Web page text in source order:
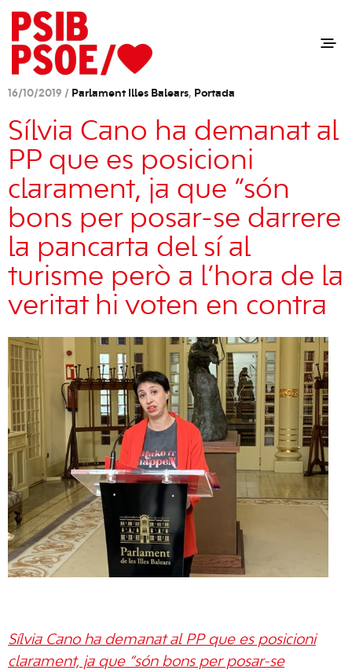
16/10/2019 / Parlament Illes Balears, Portada
Sílvia Cano ha demanat al
PP que es posicioni
clarament, ja que “són
bons per posar-se darrere
la pancarta del sí al
turisme però a l’hora de la
veritat hi voten en contra
Sílvia Cano ha demanat al PP que es posicioni
clarament, ja que “són bons per posar-se